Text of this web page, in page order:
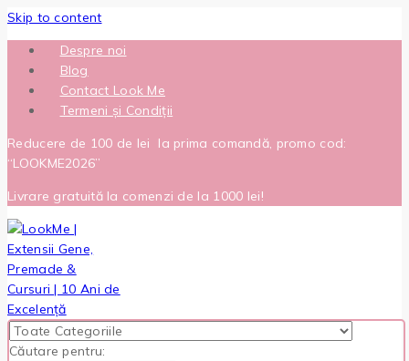
Skip to content
Despre noi
Blog
Contact Look Me
Termeni și Condiții
Reducere de 100 de lei la prima comandă, promo cod:
“LOOKME2026”
Livrare gratuită la comenzi de la 1000 lei!
Căutare pentru: